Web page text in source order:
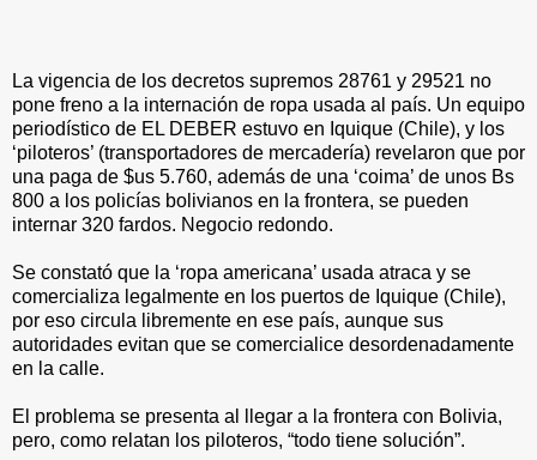
La vigencia de los decretos supremos 28761 y 29521 no
pone freno a la internación de ropa usada al país. Un equipo
periodístico de EL DEBER estuvo en Iquique (Chile), y los
‘piloteros’ (transportadores de mercadería) revelaron que por
una paga de $us 5.760, además de una ‘coima’ de unos Bs
800 a los policías bolivianos en la frontera, se pueden
internar 320 fardos. Negocio redondo.
Se constató que la ‘ropa americana’ usada atraca y se
comercializa legalmente en los puertos de Iquique (Chile),
por eso circula libremente en ese país, aunque sus
autoridades evitan que se comercialice desordenadamente
en la calle.
El problema se presenta al llegar a la frontera con Bolivia,
pero, como relatan los piloteros, “todo tiene solución”.